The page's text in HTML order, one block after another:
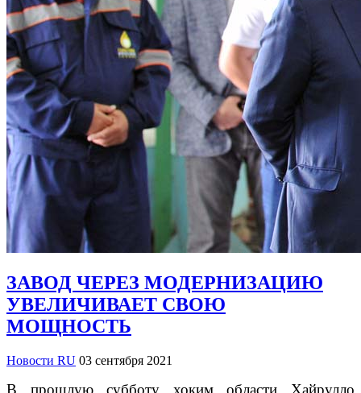
ЗАВОД ЧЕРЕЗ МОДЕРНИЗАЦИЮ
УВЕЛИЧИВАЕТ СВОЮ
МОЩНОСТЬ
Новости RU 03 сентября 2021
В прошлую субботу хоким области Хайрулло